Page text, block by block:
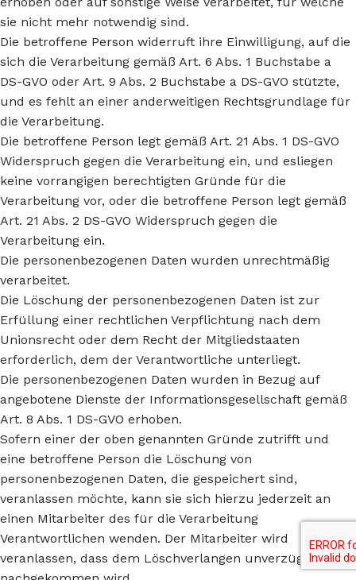
sie nicht mehr notwendig sind.
Die betroffene Person widerruft ihre Einwilligung, auf die
sich die Verarbeitung gemäß Art. 6 Abs. 1 Buchstabe a
DS-GVO oder Art. 9 Abs. 2 Buchstabe a DS-GVO stützte,
und es fehlt an einer anderweitigen Rechtsgrundlage für
die Verarbeitung.
Die betroffene Person legt gemäß Art. 21 Abs. 1 DS-GVO
Widerspruch gegen die Verarbeitung ein, und esliegen
keine vorrangigen berechtigten Gründe für die
Verarbeitung vor, oder die betroffene Person legt gemäß
Art. 21 Abs. 2 DS-GVO Widerspruch gegen die
Verarbeitung ein.
Die personenbezogenen Daten wurden unrechtmäßig
verarbeitet.
Die Löschung der personenbezogenen Daten ist zur
Erfüllung einer rechtlichen Verpflichtung nach dem
Unionsrecht oder dem Recht der Mitgliedstaaten
erforderlich, dem der Verantwortliche unterliegt.
Die personenbezogenen Daten wurden in Bezug auf
angebotene Dienste der Informationsgesellschaft gemäß
Art. 8 Abs. 1 DS-GVO erhoben.
Sofern einer der oben genannten Gründe zutrifft und
eine betroffene Person die Löschung von
personenbezogenen Daten, die gespeichert sind,
veranlassen möchte, kann sie sich hierzu jederzeit an
einen Mitarbeiter des für die Verarbeitung
Verantwortlichen wenden. Der Mitarbeiter wird
veranlassen, dass dem Löschverlangen unverzüglich